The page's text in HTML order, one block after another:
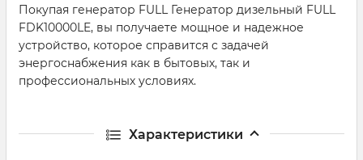
Покупая генератор FULL Генератор дизельный FULL
FDK10000LE, вы получаете мощное и надежное
устройство, которое справится с задачей
энергоснабжения как в бытовых, так и
профессиональных условиях.
Характеристики